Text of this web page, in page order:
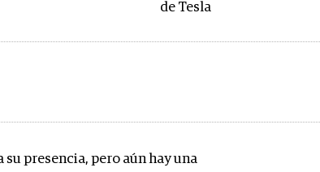
de Tesla
su presencia, pero aún hay una